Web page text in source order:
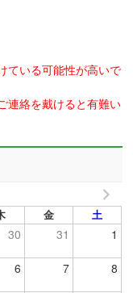
ている可能性が高いで
連絡を戴けると有難い
金 土
30 31 1
6 7 8